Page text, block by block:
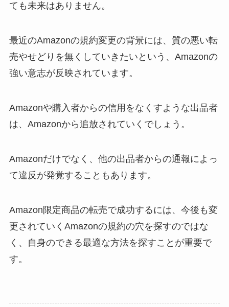
ても未来はありません。
最近のAmazonの規約変更の背景には、質の悪い転
売やせどりを無くしていきたいという、Amazonの
強い意志が反映されています。
Amazonや購入者からの信用をなくすような出品者
は、Amazonから追放されていくでしょう。
Amazonだけでなく、他の出品者からの通報によっ
て違反が発覚することもあります。
Amazon限定商品の転売で成功するには、今後も変
更されていくAmazonの規約の穴を探すのではな
く、自身のできる最適な方法を探すことが重要で
す。